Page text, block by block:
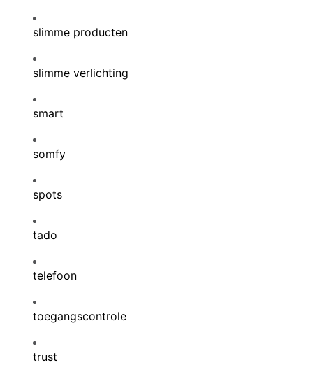
slimme producten
slimme verlichting
smart
somfy
spots
tado
telefoon
toegangscontrole
trust